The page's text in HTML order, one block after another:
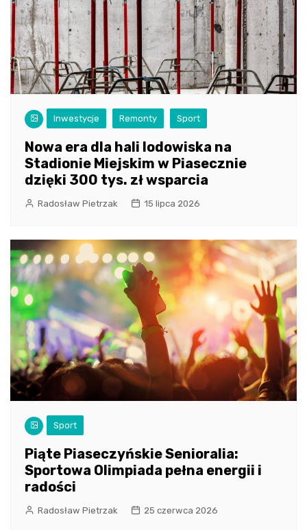
Inwestycje Remonty Sport
Nowa era dla hali lodowiska na
Stadionie Miejskim w Piasecznie
dzięki 300 tys. zł wsparcia
Radosław Pietrzak 15 lipca 2026
Sport
Piąte Piaseczyńskie Senioralia:
Sportowa Olimpiada pełna energii i
radości
Radosław Pietrzak 25 czerwca 2026